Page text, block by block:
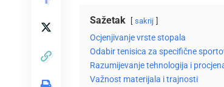
Sažetak sakrij
Ocjenjivanje vrste stopala
Odabir tenisica za specifične
Razumijevanje tehnologija i
Važnost materijala i trajnosti